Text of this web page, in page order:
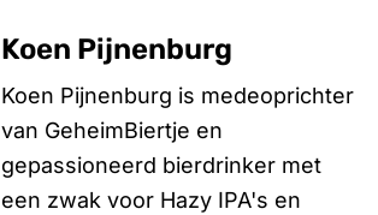
Koen Pijnenburg
Koen Pijnenburg is medeoprichter
van GeheimBiertje en
gepassioneerd bierdrinker met
een zwak voor Hazy IPA's en